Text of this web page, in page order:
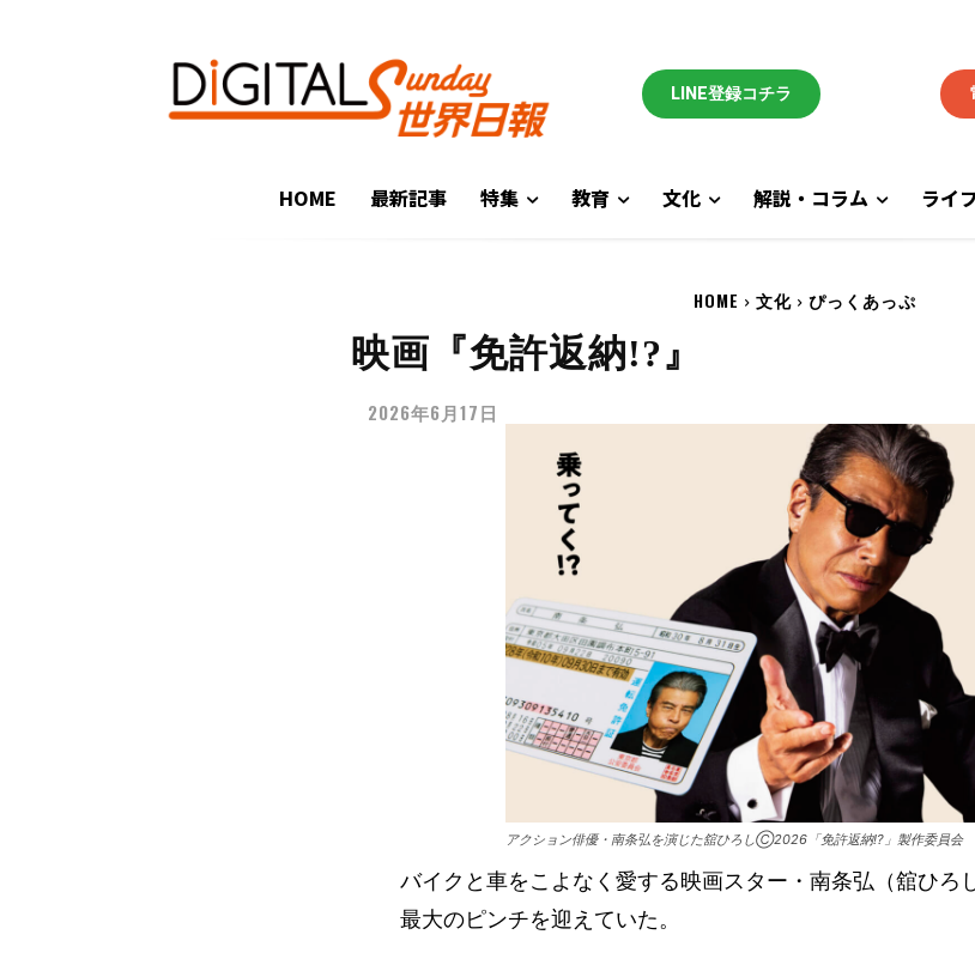
LINE登録コチラ
HOME 最新記事 特集 教育 文化 解説・コラム ライ
HOME 文化 ぴっくあっぷ
映画『免許返納!?』
2026年6月17日
アクション俳優・南条弘を演じた舘ひろしⒸ2026「免許返納!?」製作委員会
バイクと車をこよなく愛する映画スター・南条弘（舘ひろ
最大のピンチを迎えていた。